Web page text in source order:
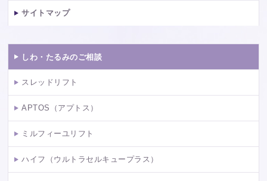
サイトマップ
しわ・たるみのご相談
スレッドリフト
APTOS（アプトス）
ミルフィーユリフト
ハイフ（ウルトラセルキュープラス）